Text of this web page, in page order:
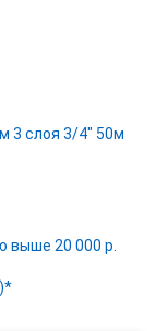
выше 20 000 р.